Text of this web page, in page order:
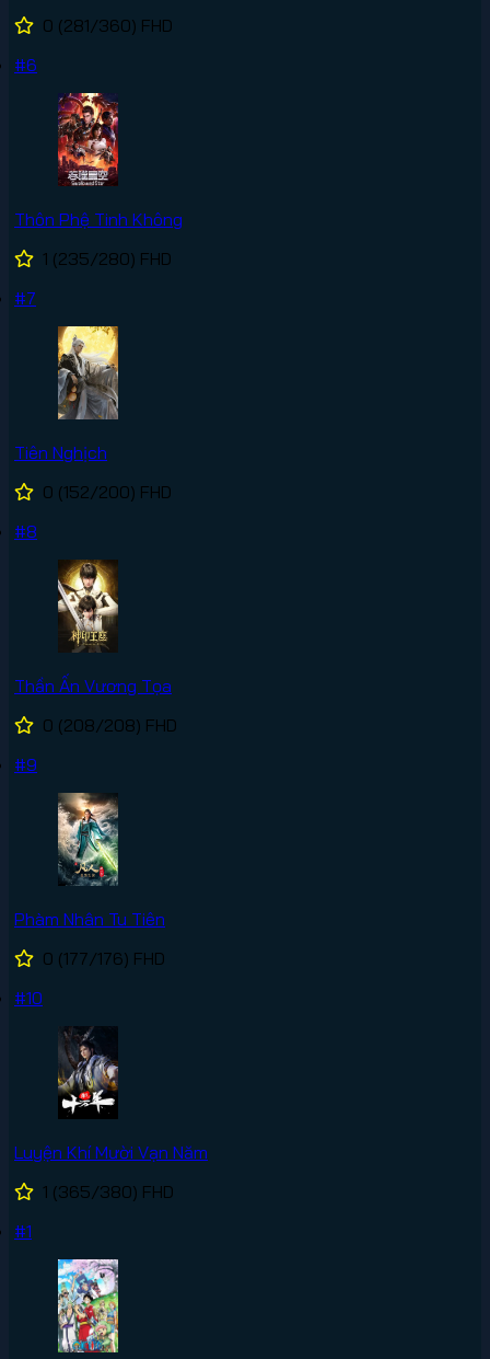
0 (281/360) FHD
#6
Thôn Phệ Tinh Không
1 (235/280) FHD
#7
Tiên Nghịch
0 (152/200) FHD
#8
Thần Ấn Vương Tọa
0 (208/208) FHD
#9
Phàm Nhân Tu Tiên
0 (177/176) FHD
#10
Luyện Khí Mười Vạn Năm
1 (365/380) FHD
#1